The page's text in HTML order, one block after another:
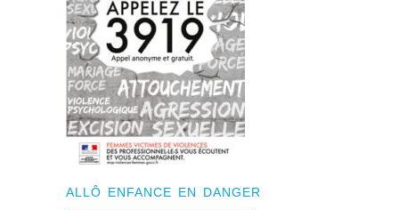
ALLÔ ENFANCE EN DANGER